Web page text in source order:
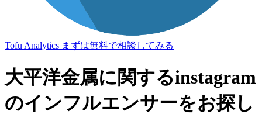
Tofu Analytics まずは無料で相談してみる
大平洋金属に関するinstagram
のインフルエンサーをお探し